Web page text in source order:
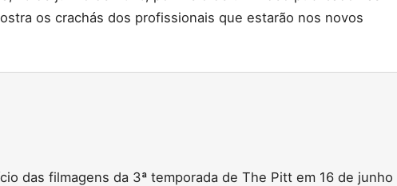
os crachás dos profissionais que estarão nos novos
das filmagens da 3ª temporada de The Pitt em 16 de junho